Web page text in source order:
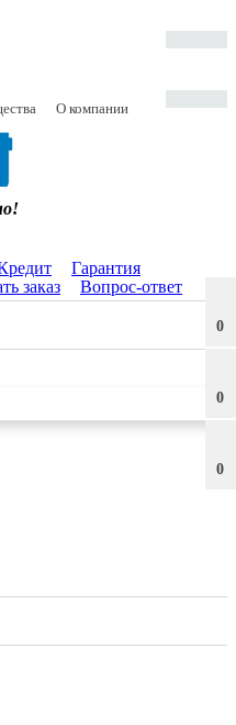
О компании
0
0
0
Гарантия
заказ Вопрос-ответ